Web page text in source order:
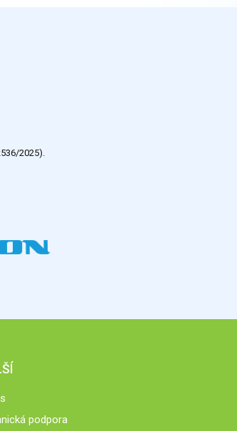
2025).
podpora